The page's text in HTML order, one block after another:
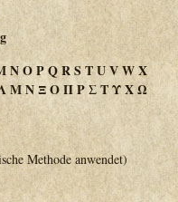
NOPQRS TUVWX
ΜΝΞΟΠΡΣΤΥΧΩ
Methode anwendet)